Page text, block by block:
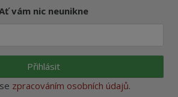
vám nic neunikne
Přihlásit
zpracováním osobních údajů.